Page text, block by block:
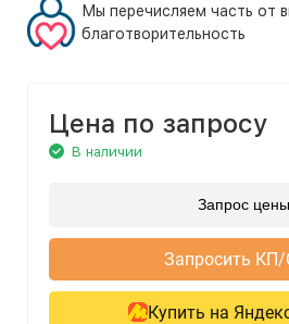
Мы перечисляем часть от
благотворительность
Цена по запросу
В наличии
Запрос цены
Запросить КП/
Купить на